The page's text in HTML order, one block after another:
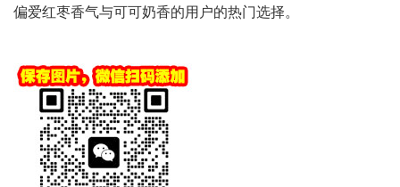
偏爱红枣香气与可可奶香的用户的热门选择。